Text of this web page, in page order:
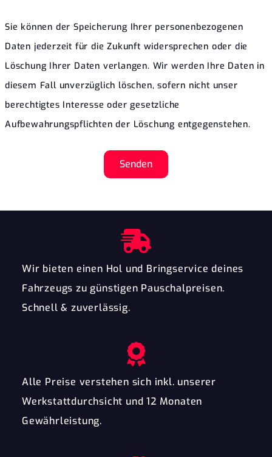
Sie können der Speicherung Ihrer personenbezogenen
Daten jederzeit für die Zukunft widersprechen oder die
Löschung Ihrer Daten verlangen. Wir werden Ihre Daten in
diesem Fall unverzüglich löschen, sofern nicht unser
berechtigtes Interesse oder gesetzliche
Aufbewahrungspflichten der Löschung entgegenstehen.
Senden
Wir bieten einen Hol und Bringservice deines
Fahrzeugs zu günstigen Pauschalpreisen.
Schnell & zuverlässig.
Alle Preise verstehen sich inkl. unserer
Werkstattdurchsicht und 12 Monaten
Gewährleistung.